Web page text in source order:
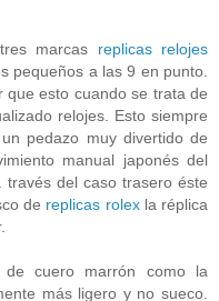
marcas replicas relojes
pequeños a las 9 en punto.
que esto cuando se trata de
relojes. Esto siempre
pedazo muy divertido de
manual japonés del
del caso trasero éste
de replicas rolexla réplica
cuero marrón como la
más ligero y no sueco.